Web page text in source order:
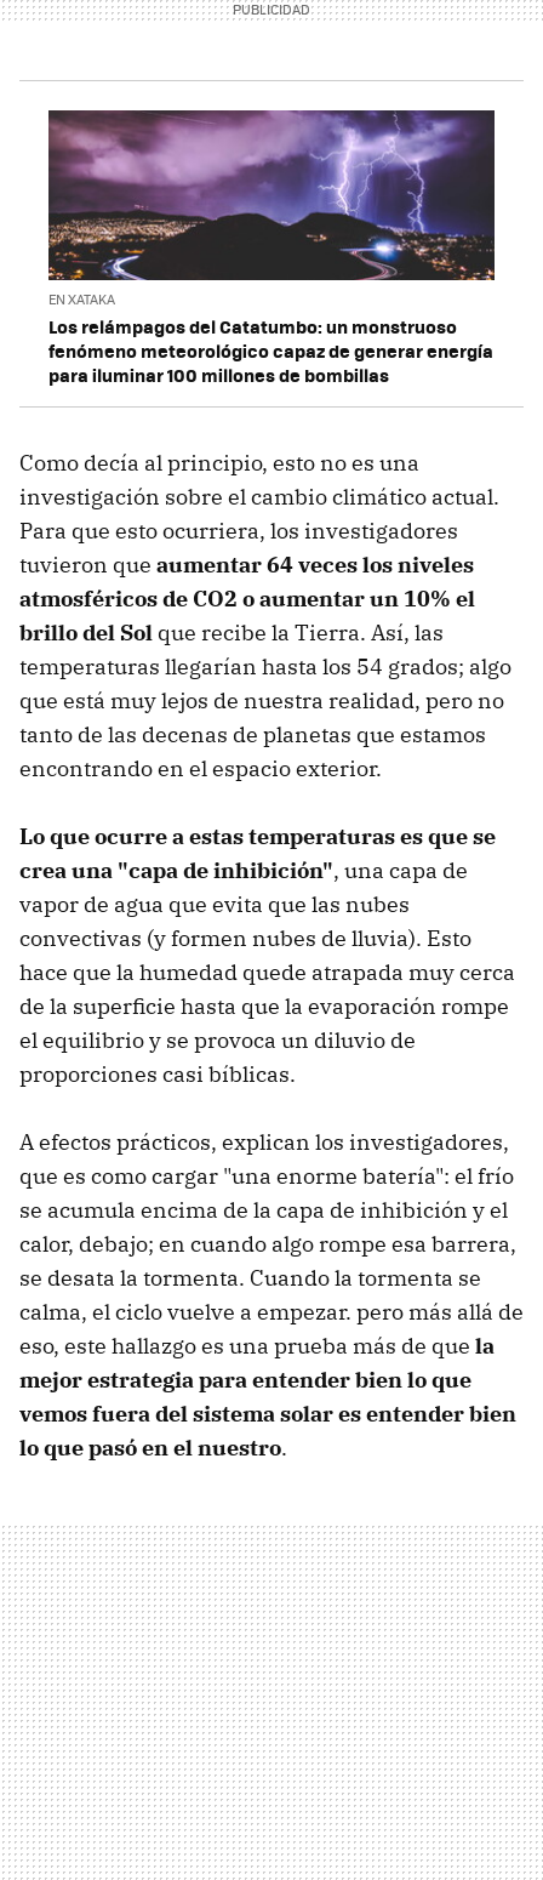
EN XATAKA
Los relámpagos del Catatumbo: un monstruoso
fenómeno meteorológico capaz de generar energía
para iluminar 100 millones de bombillas
Como decía al principio, esto no es una
investigación sobre el cambio climático actual.
Para que esto ocurriera, los investigadores
tuvieron que aumentar 64 veces los niveles
atmosféricos de CO2 o aumentar un 10% el
brillo del Sol que recibe la Tierra. Así, las
temperaturas llegarían hasta los 54 grados; algo
que está muy lejos de nuestra realidad, pero no
tanto de las decenas de planetas que estamos
encontrando en el espacio exterior.
Lo que ocurre a estas temperaturas es que se
crea una "capa de inhibición", una capa de
vapor de agua que evita que las nubes
convectivas (y formen nubes de lluvia). Esto
hace que la humedad quede atrapada muy cerca
de la superficie hasta que la evaporación rompe
el equilibrio y se provoca un diluvio de
proporciones casi bíblicas.
A efectos prácticos, explican los investigadores,
que es como cargar "una enorme batería": el frío
se acumula encima de la capa de inhibición y el
calor, debajo; en cuando algo rompe esa barrera,
se desata la tormenta. Cuando la tormenta se
calma, el ciclo vuelve a empezar. pero más allá de
eso, este hallazgo es una prueba más de que la
mejor estrategia para entender bien lo que
vemos fuera del sistema solar es entender bien
lo que pasó en el nuestro.